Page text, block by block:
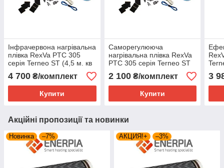
Інфрачервона нагрівальна
плівка RexVa PTC 305
серія Terneo ST (4,5 м. кв
) саморегулююча
4 700 ₴/комплект
Купити
Саморегулююча
нагрівальна плівка RexVa
PTC 305 серія Terneo ST
(1м.кв)
2 100₴/комплект
Купити
3
Акційні пропозиції та новинки
Новинка –7% АКЦИЯ!+ –3%